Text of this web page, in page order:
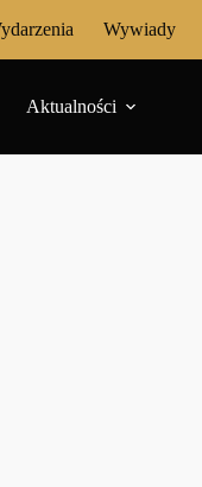
Wywiady
Aktualności